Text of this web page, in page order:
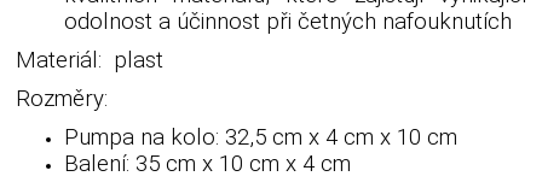
odolnost a účinnost při četných nafouknutích
Materiál: plast
Rozměry:
Pumpa na kolo: 32,5 cm x 4 cm x 10 cm
Balení: 35 cm x 10 cm x 4 cm